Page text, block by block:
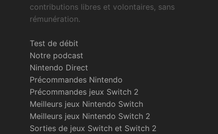
contributions libres et volontaires, sans
rémunération.
Test de débit
Notre podcast
Nintendo Direct
Précommandes Nintendo
Précommandes jeux Switch 2
Meilleurs jeux Nintendo Switch
Meilleurs jeux Nintendo Switch 2
Sorties de jeux Switch et Switch 2